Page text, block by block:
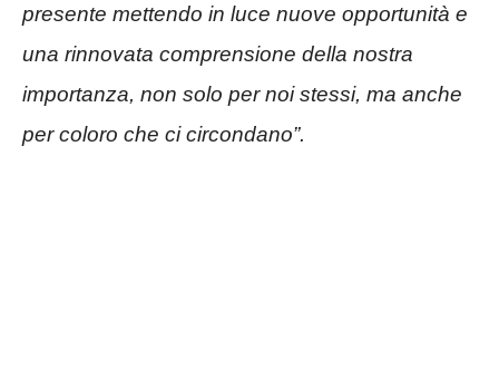
presente mettendo in luce nuove opportunità e
una rinnovata comprensione della nostra
importanza, non solo per noi stessi, ma anche
per coloro che ci circondano”.